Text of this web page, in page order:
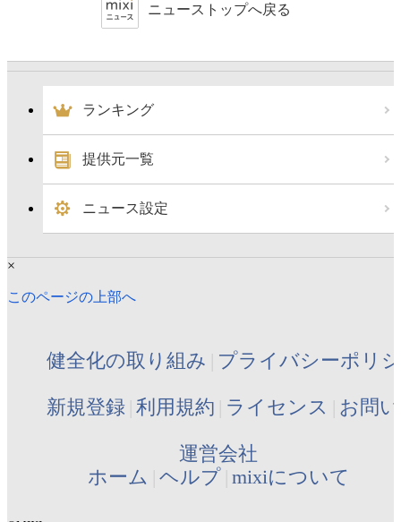
ニューストップへ戻る
ランキング
提供元一覧
ニュース設定
×
このページの上部へ
健全化の取り組み プライバシーポリ
新規登録 利用規約 ライセンス お問
運営会社
ホーム ヘルプ mixiについて